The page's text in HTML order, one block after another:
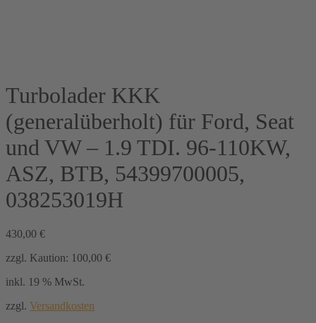
Turbolader KKK
(generalüberholt) für Ford, Seat
und VW – 1.9 TDI. 96-110KW,
ASZ, BTB, 54399700005,
038253019H
430,00 €
zzgl. Kaution: 100,00 €
inkl. 19 % MwSt.
zzgl. Versandkosten